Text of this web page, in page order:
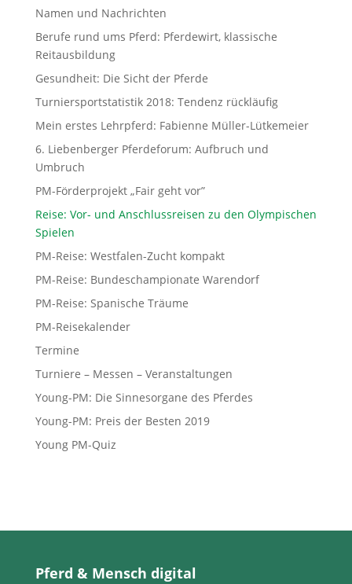
Namen und Nachrichten
Berufe rund ums Pferd: Pferdewirt, klassische
Reitausbildung
Gesundheit: Die Sicht der Pferde
Turniersportstatistik 2018: Tendenz rückläufig
Mein erstes Lehrpferd: Fabienne Müller-Lütkemeier
6. Liebenberger Pferdeforum: Aufbruch und
Umbruch
PM-Förderprojekt „Fair geht vor”
Reise: Vor- und Anschlussreisen zu den Olympischen
Spielen
PM-Reise: Westfalen-Zucht kompakt
PM-Reise: Bundeschampionate Warendorf
PM-Reise: Spanische Träume
PM-Reisekalender
Termine
Turniere – Messen – Veranstaltungen
Young-PM: Die Sinnesorgane des Pferdes
Young-PM: Preis der Besten 2019
Young PM-Quiz
Pferd & Mensch digital